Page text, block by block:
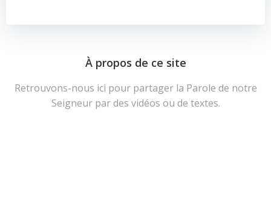
À propos de ce site
Retrouvons-nous ici pour partager la Parole de notre
Seigneur par des vidéos ou de textes.